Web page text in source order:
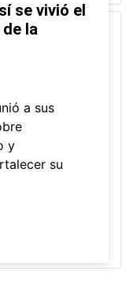
se vivió el
la
a sus
y
su